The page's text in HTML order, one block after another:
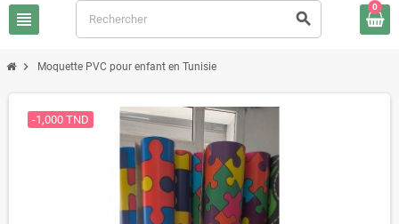
view_headline search
0
chevron_right Moquette PVC pour enfant en Tunisie
-1,000 TND